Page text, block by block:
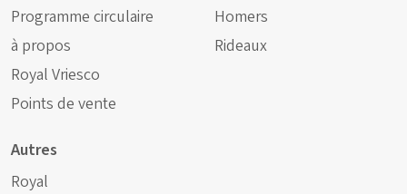
Programme circulaire
à propos
Royal Vriesco
Points de vente
Homers
Rideaux
Autres
Royal